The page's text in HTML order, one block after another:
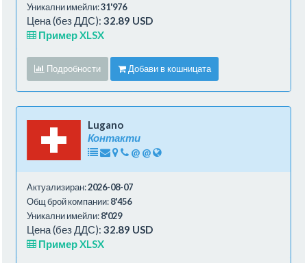
Уникални имейли:31'976
Цена (без ДДС): 32.89 USD
Пример XLSX
Подробности Добави в кошницата
Lugano
Контакти
@ @
Актуализиран:2026-08-07
Общ брой компании:8'456
Уникални имейли:8'029
Цена (без ДДС): 32.89 USD
Пример XLSX